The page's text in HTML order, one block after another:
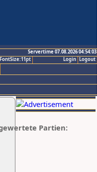
Servertime 07.08.2026 04:54:03
Logout
Login
FontSize:11pt
gewertete Partien: